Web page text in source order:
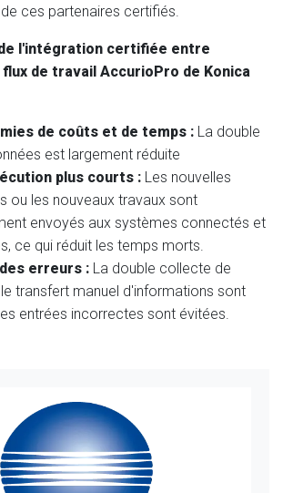
ces partenaires certifiés.
l'intégration certifiée entre
de travail AccurioPro de Konica
de coûts et de temps : La double
est largement réduite
plus courts : Les nouvelles
ou les nouveaux travaux sont
envoyés aux systèmes connectés et
ce qui réduit les temps morts.
erreurs : La double collecte de
transfert manuel d'informations sont
entrées incorrectes sont évitées.